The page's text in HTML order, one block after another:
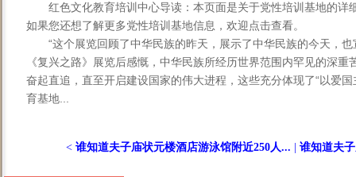
红色文化教育培训中心导读：本页面是关于党性培训基地的详
如果您还想了解更多党性培训基地信息，欢迎点击查看。
“这个展览回顾了中华民族的昨天，展示了中华民族的今天，
《复兴之路》展览后感慨，中华民族所经历世界范围内罕见的深
奋起直追，直至开启建设国家的伟大进程，这些充分体现了“以爱
育基地...
< 谁知道夫子庙状元楼酒店游泳馆附近250人... 谁知道夫